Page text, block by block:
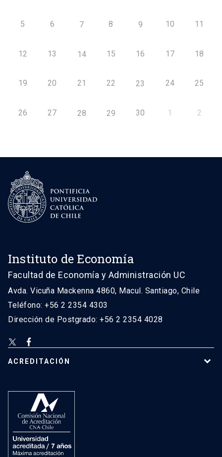
5 6 7 8 9 10 11
12 13 14 15 16 17 18
19 20 21 22 23 24 25
26 27 28 29 30 1 2
Instituto de Economía
Facultad de Economía y Administración UC
Avda. Vicuña Mackenna 4860, Macul. Santiago, Chile
Teléfono: +56 2 2354 4303
Dirección de Postgrado: +56 2 2354 4028
ACREDITACIÓN